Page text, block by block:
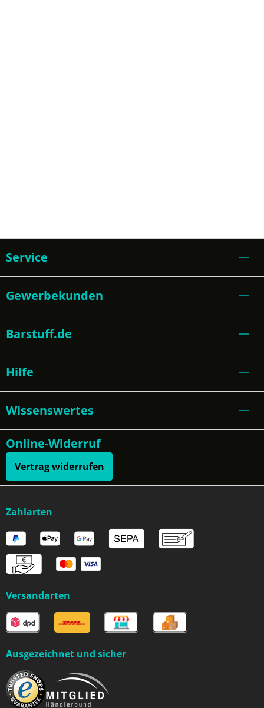
Service
Gewerbekunden
Barstuff.de
Hilfe
Wissenswertes
Online-Widerruf
Vertrag widerrufen
Zahlarten
Versandarten
Ausgezeichnet und sicher